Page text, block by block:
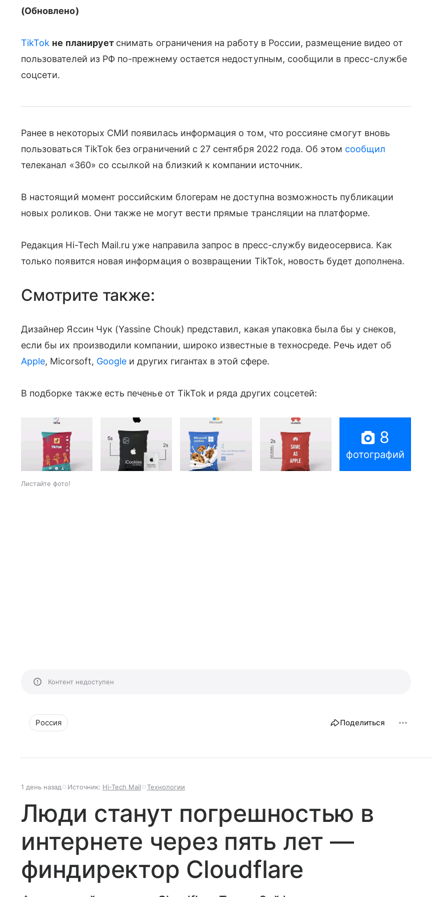
(Обновлено)
TikTok не планирует снимать ограничения на работу в России, размещение видео от
пользователей из РФ по-прежнему остается недоступным, сообщили в пресс-службе
соцсети.
Ранее в некоторых СМИ появилась информация о том, что россияне смогут вновь
пользоваться TikTok без ограничений с 27 сентября 2022 года. Об этом сообщил
телеканал «360» со ссылкой на близкий к компании источник.
В настоящий момент российским блогерам не доступна возможность публикации
новых роликов. Они также не могут вести прямые трансляции на платформе.
Редакция Hi-Tech Mail.ru уже направила запрос в пресс-службу видеосервиса. Как
только появится новая информация о возвращении TikTok, новость будет дополнена.
Смотрите также:
Дизайнер Яссин Чук (Yassine Chouk) представил, какая упаковка была бы у снеков,
если бы их производили компании, широко известные в техносреде. Речь идет об
Apple, Micorsoft, Google и других гигантах в этой сфере.
В подборке также есть печенье от TikTok и ряда других соцсетей:
8
фотографий
Листайте фото!
Контент недоступен
Россия Поделиться
1 день назад Источник: Hi-Tech Mail Технологии
Люди станут погрешностью в
интернете через пять лет —
финдиректор Cloudflare